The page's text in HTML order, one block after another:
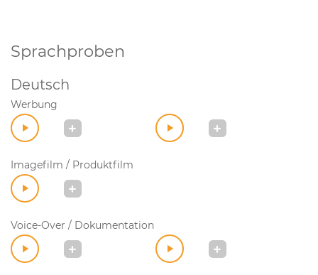
Sprachproben
Deutsch
Werbung
Imagefilm / Produktfilm
Voice-Over / Dokumentation